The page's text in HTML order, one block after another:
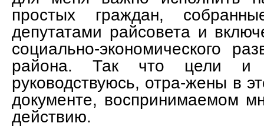
простых граждан,
депутатами райсовета и
социально-экономического
района. Так что цели и
руководствуюсь, отра-жены в
документе, воспринимаемом
действию.